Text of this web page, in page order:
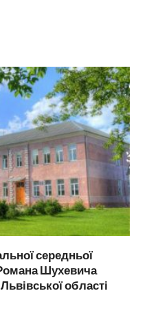
середньої
Романа Шухевича
області